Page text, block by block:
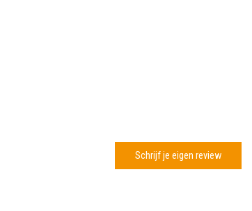
Schrijf je eigen review